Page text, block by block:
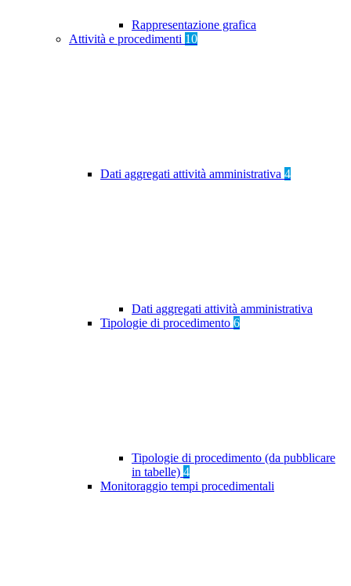
Rappresentazione grafica
Attività e procedimenti 10
Dati aggregati attività amministrativa 4
Dati aggregati attività amministrativa
Tipologie di procedimento 6
Tipologie di procedimento (da pubblicare
in tabelle) 4
Monitoraggio tempi procedimentali